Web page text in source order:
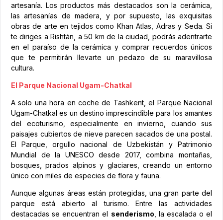
artesanía. Los productos más destacados son la cerámica,
las artesanías de madera, y por supuesto, las exquisitas
obras de arte en tejidos como Khan Atlas, Adras y Seda. Si
te diriges a Rishtán, a 50 km de la ciudad, podrás adentrarte
en el paraíso de la cerámica y comprar recuerdos únicos
que te permitirán llevarte un pedazo de su maravillosa
cultura.
El Parque Nacional Ugam-Chatkal
A solo una hora en coche de Tashkent, el Parque Nacional
Ugam-Chatkal es un destino imprescindible para los amantes
del ecoturismo, especialmente en invierno, cuando sus
paisajes cubiertos de nieve parecen sacados de una postal.
El Parque, orgullo nacional de Uzbekistán y Patrimonio
Mundial de la UNESCO desde 2017, combina montañas,
bosques, prados alpinos y glaciares, creando un entorno
único con miles de especies de flora y fauna.
Aunque algunas áreas están protegidas, una gran parte del
parque está abierto al turismo. Entre las actividades
destacadas se encuentran el senderismo , la escalada o el